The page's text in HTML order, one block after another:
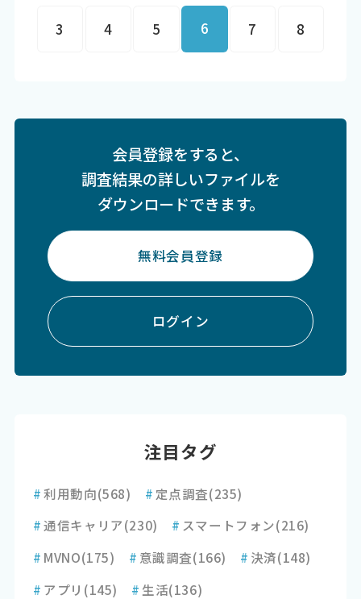
3 4 5 6 7 8
会員登録をすると、
調査結果の詳しいファイルを
ダウンロードできます。
無料会員登録
ログイン
注目タグ
#利用動向(568) # 定点調査(235)
#通信キャリア(230) # スマートフォン(216)
# MVNO(175) # 意識調査(166) # 決済(148)
# アプリ (145) # 生活(136)